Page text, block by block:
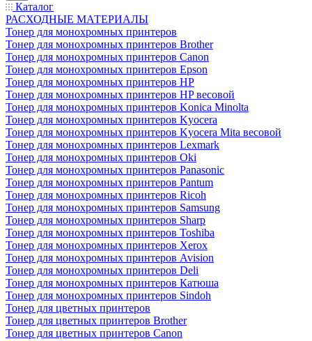
Каталог
РАСХОДНЫЕ МАТЕРИАЛЫ
Тонер для монохромных принтеров
Тонер для монохромных принтеров Brother
Тонер для монохромных принтеров Canon
Тонер для монохромных принтеров Epson
Тонер для монохромных принтеров HP
Тонер для монохромных принтеров HP весовой
Тонер для монохромных принтеров Konica Minolta
Тонер для монохромных принтеров Kyocera
Тонер для монохромных принтеров Kyocera Mita весовой
Тонер для монохромных принтеров Lexmark
Тонер для монохромных принтеров Oki
Тонер для монохромных принтеров Panasonic
Тонер для монохромных принтеров Pantum
Тонер для монохромных принтеров Ricoh
Тонер для монохромных принтеров Samsung
Тонер для монохромных принтеров Sharp
Тонер для монохромных принтеров Toshiba
Тонер для монохромных принтеров Xerox
Тонер для монохромных принтеров Avision
Тонер для монохромных принтеров Deli
Тонер для монохромных принтеров Катюша
Тонер для монохромных принтеров Sindoh
Тонер для цветных принтеров
Тонер для цветных принтеров Brother
Тонер для цветных принтеров Canon